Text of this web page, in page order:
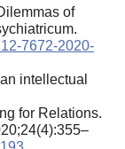
of
7672-2020-
intellectual
for Relations.